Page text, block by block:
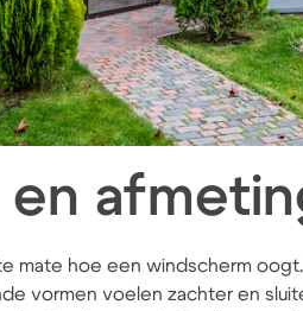
mate hoe een windscherm
vormen voelen zachter en